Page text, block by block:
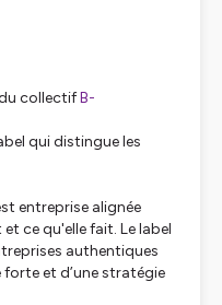
collectifB-
qui distingue les
entreprise alignée
ce qu'elle fait. Le label
authentiques
et d’une stratégie